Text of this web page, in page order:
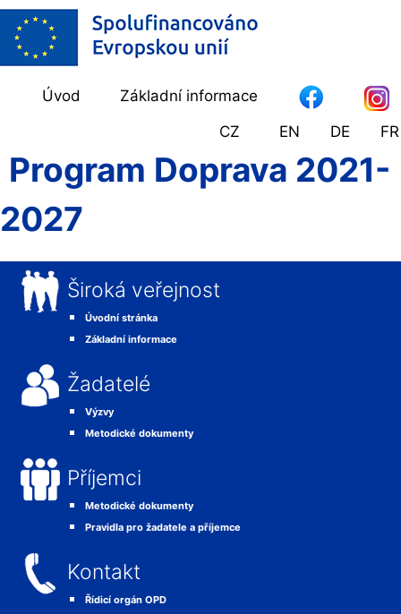
Úvod
Základní informace
CZ
EN DE FR
Program Doprava 2021-
2027
Široká veřejnost
Úvodní stránka
Základní informace
Žadatelé
Výzvy
Metodické dokumenty
Příjemci
Metodické dokumenty
Pravidla pro žadatele a příjemce
Kontakt
Řídicí orgán OPD